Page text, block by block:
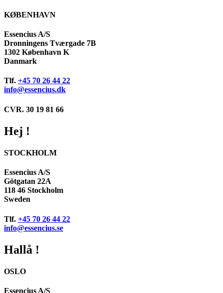
KØBENHAVN
Essencius A/S
Dronningens Tværgade 7B
1302 København K
Danmark
Tlf. +45 70 26 44 22
info@essencius.dk
CVR. 30 19 81 66
Hej !
STOCKHOLM
Essencius A/S
Götgatan 22A
118 46 Stockholm
Sweden
Tlf. +45 70 26 44 22
info@essencius.se
Hallå !
OSLO
Essencius A/S